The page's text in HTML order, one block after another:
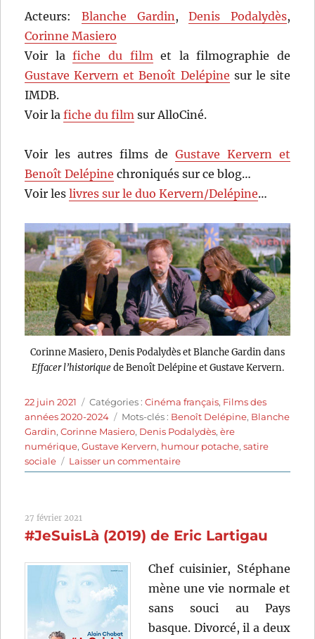
Acteurs: Blanche Gardin ,Denis Podalydès,
Corinne Masiero
Voir lafiche du film et la filmographie de
Gustave Kervern et Benoît Delépine sur le site
IMDB.
Voir lafiche du film sur AlloCiné.
Voir les autres films deGustave Kervern et
Benoît Delépine chroniqués sur ce blog…
Voir leslivres sur le duo Kervern/Delépine…
Corinne Masiero, Denis Podalydès et Blanche Gardin dans
Effacer l’historiquede Benoît Delépine et Gustave Kervern.
Publié
le
22 juin 2021 Catégories
Catégories :Cinéma français, Films des
années 2020-2024
Étiquettes
Mots-clés : Benoît Delépine, Blanche
Gardin,Corinne Masiero, Denis Podalydès,ère
numérique,Gustave Kervern, humour potache,satire
sociale
Laisser un commentairesur
Effacer
Gustave
Delépine
27 février 2021
#JeSuisLà (2019) de Eric Lartigau
Chef cuisinier, Stéphane
mène une vie normale et
sans souci au Pays
basque. Divorcé, il a deux